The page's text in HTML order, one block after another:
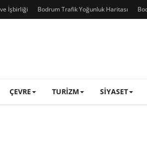
İşbirliği Bodrum Trafik Yoğunluk Haritası
ÇEVRE TURIZM SIYASET